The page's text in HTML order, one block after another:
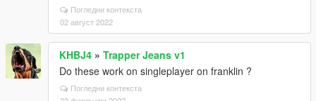
Погледни контекста
02 август 2022
KHBJ4 » Trapper Jeans v1
Do these work on singleplayer on franklin ?
Погледни контекста